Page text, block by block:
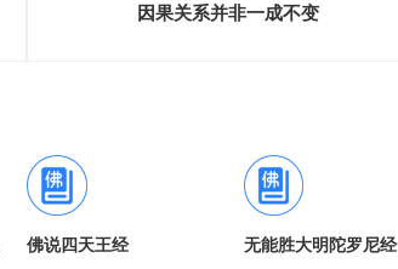
因果关系并非一成不变
佛说四天王经 无能胜大明陀罗尼经